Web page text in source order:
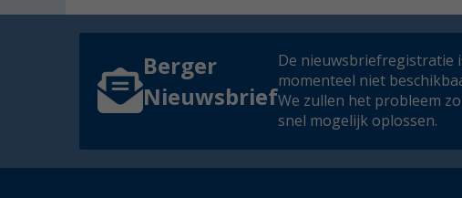
Berger
Nieuwsbrief
De nieuwsbriefregistratie
momenteel niet
We zullen het probleem zo
snel mogelijk oplossen.